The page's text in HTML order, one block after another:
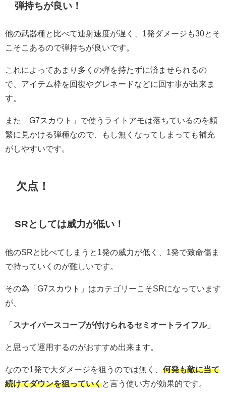
弾持ちが良い！
他の武器種と比べて連射速度が遅く、1発ダメージも30とそ
こそこあるので弾持ちが良いです。
これによってあまり多くの弾を持たずに済ませられるの
で、アイテム枠を回復やグレネードなどに回す事が出来ま
す。
また「G7スカウト」で使うライトアモは落ちているのを頻
繁に見かける弾種なので、もし無くなってしまっても補充
がしやすいです。
欠点！
SRとしては威力が低い！
他のSRと比べてしまうと1発の威力が低く、1発で致命傷ま
で持っていくのが難しいです。
その為「G7スカウト」はカテゴリーこそSRになっています
が、
「スナイパースコープが付けられるセミオートライフル」
と思って運用するのがおすすめ出来ます。
なので1発で大ダメージを狙うのでは無く、 何発も敵に当て
続けてダウンを狙っていくと言う使い方が効果的です。